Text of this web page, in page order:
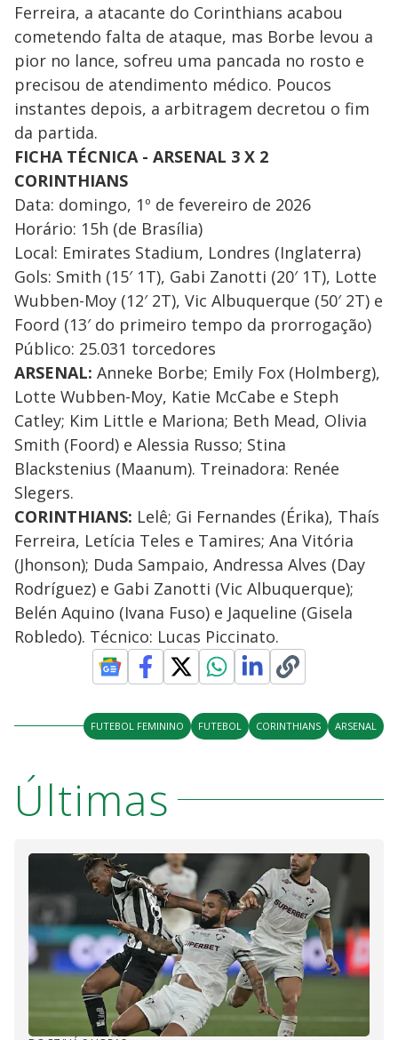
Ferreira, a atacante do Corinthians acabou
cometendo falta de ataque, mas Borbe levou a
pior no lance, sofreu uma pancada no rosto e
precisou de atendimento médico. Poucos
instantes depois, a arbitragem decretou o fim
da partida.
FICHA TÉCNICA - ARSENAL 3 X 2
CORINTHIANS
Data: domingo, 1º de fevereiro de 2026
Horário: 15h (de Brasília)
Local: Emirates Stadium, Londres (Inglaterra)
Gols: Smith (15′ 1T), Gabi Zanotti (20′ 1T), Lotte
Wubben-Moy (12′ 2T), Vic Albuquerque (50′ 2T) e
Foord (13′ do primeiro tempo da prorrogação)
Público: 25.031 torcedores
ARSENAL: Anneke Borbe; Emily Fox (Holmberg),
Lotte Wubben-Moy, Katie McCabe e Steph
Catley; Kim Little e Mariona; Beth Mead, Olivia
Smith (Foord) e Alessia Russo; Stina
Blackstenius (Maanum). Treinadora: Renée
Slegers.
CORINTHIANS: Lelê; Gi Fernandes (Érika), Thaís
Ferreira, Letícia Teles e Tamires; Ana Vitória
(Jhonson); Duda Sampaio, Andressa Alves (Day
Rodríguez) e Gabi Zanotti (Vic Albuquerque);
Belén Aquino (Ivana Fuso) e Jaqueline (Gisela
Robledo). Técnico: Lucas Piccinato.
FUTEBOL FEMININO FUTEBOL CORINTHIANS ARSENAL
Últimas